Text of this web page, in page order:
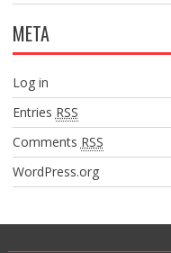
META
Log in
Entries RSS
Comments RSS
WordPress.org